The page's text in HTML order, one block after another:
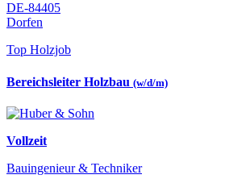
DE-84405
Dorfen
Top Holzjob
Bereichsleiter Holzbau (w/d/m)
Vollzeit
Bauingenieur & Techniker